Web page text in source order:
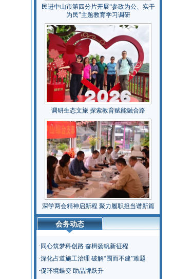
民进中山市第四分片开展“参政为公、实干
为民”主题教育学习调研
调研生态文旅 探索教育赋能融合路
深学两会精神启新程 聚力履职担当谱新篇
会务动态
· 同心筑梦科创路 奋楫扬帆新征程
·深化占道施工治理 破解“围而不建”难题
·促环境蝶变 助品牌跃升